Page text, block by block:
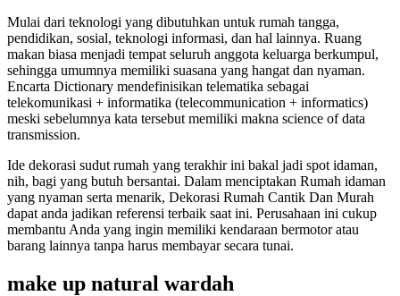
Mulai dari teknologi yang dibutuhkan untuk rumah tangga,
pendidikan, sosial, teknologi informasi, dan hal lainnya. Ruang
makan biasa menjadi tempat seluruh anggota keluarga berkumpul,
sehingga umumnya memiliki suasana yang hangat dan nyaman.
Encarta Dictionary mendefinisikan telematika sebagai
telekomunikasi + informatika (telecommunication + informatics)
meski sebelumnya kata tersebut memiliki makna science of data
transmission.
Ide dekorasi sudut rumah yang terakhir ini bakal jadi spot idaman,
nih, bagi yang butuh bersantai. Dalam menciptakan Rumah idaman
yang nyaman serta menarik, Dekorasi Rumah Cantik Dan Murah
dapat anda jadikan referensi terbaik saat ini. Perusahaan ini cukup
membantu Anda yang ingin memiliki kendaraan bermotor atau
barang lainnya tanpa harus membayar secara tunai.
make up natural wardah